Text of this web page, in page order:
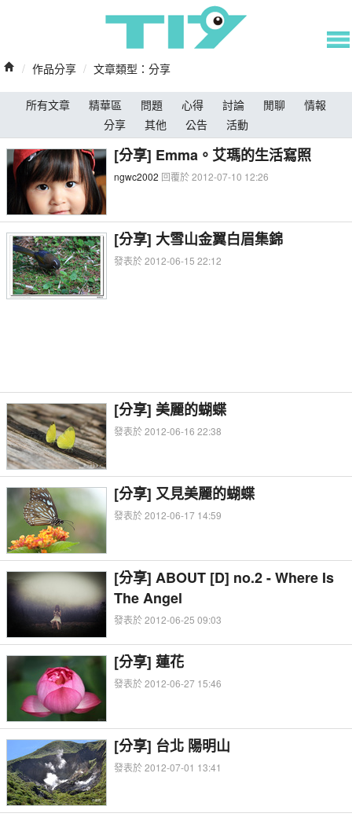
/ 作品分享 / 文章類型：分享
所有文章 精華區 問題 心得 討論 閒聊
情報
分享
其他 公告 活動
[分享] Emma。艾瑪的生活寫照
ngwc2002 回覆於 2012-07-10 12:26
[分享] 大雪山金翼白眉集錦
發表於 2012-06-15 22:12
[分享] 美麗的蝴蝶
發表於 2012-06-16 22:38
[分享] 又見美麗的蝴蝶
發表於 2012-06-17 14:59
[分享] ABOUT [D] no.2 - Where Is
The Angel
發表於 2012-06-25 09:03
[分享] 蓮花
發表於 2012-06-27 15:46
[分享] 台北 陽明山
發表於 2012-07-01 13:41